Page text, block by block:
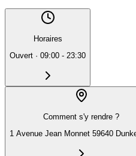
Horaires
Ouvert · 09:00 - 23:30
Comment s'y rendre ?
1 Avenue Jean Monnet 59640